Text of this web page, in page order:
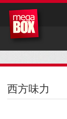
西方味力